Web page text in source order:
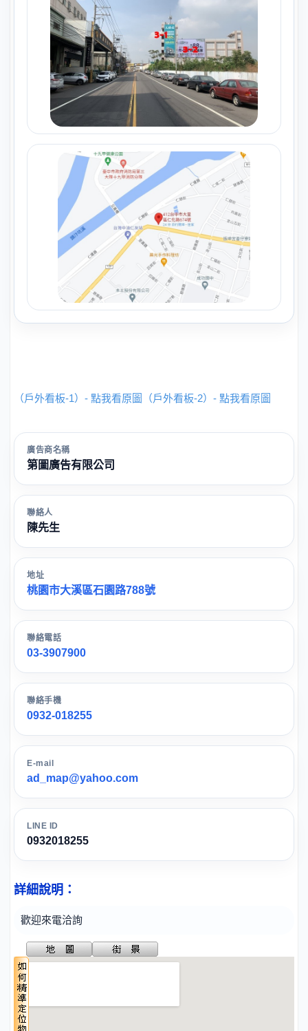
（戶外看板-1）- 點我看原圖 （戶外看板-2）- 點我看原圖
廣告商名稱
第圖廣告有限公司
聯絡人
陳先生
地址
桃園市大溪區石園路788號
聯絡電話
03-3907900
聯絡手機
0932-018255
E-mail
ad_map@yahoo.com
LINE ID
0932018255
詳細說明：
歡迎來電洽詢